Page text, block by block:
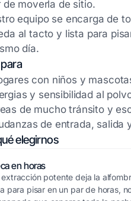
de moverla de sitio.
equipo se encarga de
al tacto y lista para
día.
con niños y
y sensibilidad al
de mucho tránsito y
de entrada, salida
elegirnos
en horas
extracción potente deja la
para pisar en un par de horas,